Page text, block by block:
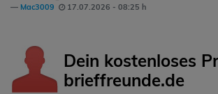
Mac3009 17.07.2026 - 08:25 h
Dein kostenloses
brieffreunde.de